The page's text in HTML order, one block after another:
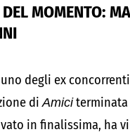
MOMENTO:
degli ex
diAmiciterminata
in finalissima, ha